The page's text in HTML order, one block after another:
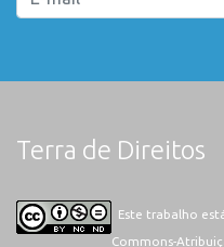
Terra de Direitos
Este trabalho
Commons-